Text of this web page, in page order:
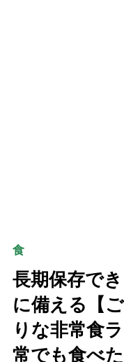
食
長期保存で
に備える【
りな非常食
常でも食べ